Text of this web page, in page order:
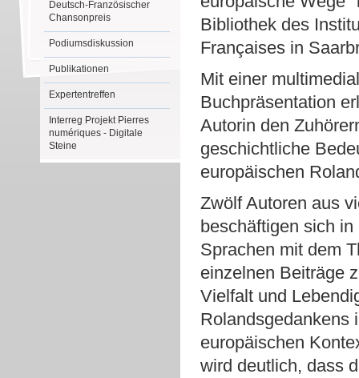
Deutsch-Französischer
Chansonpreis
Podiumsdiskussion
Publikationen
Expertentreffen
Interreg Projekt Pierres
numériques - Digitale
Steine
Bibliothek des
Françaises in
Mit einer
Buchpräsentation
Autorin den
geschichtliche
europäischen
Zwölf Autoren aus
beschäftigen sich in
Sprachen mit dem
einzelnen Beiträge
Vielfalt und
Rolandsgedankens
europäischen
wird deutlich, dass